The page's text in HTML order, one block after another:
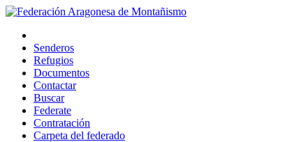
Senderos
Refugios
Documentos
Contactar
Buscar
Federate
Contratación
Carpeta del federado